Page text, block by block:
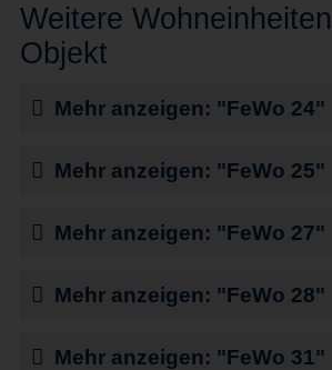
Weitere
Objekt
Mehr anzeigen: "FeWo 24"
Mehr anzeigen: "FeWo 25"
Mehr anzeigen: "FeWo 27"
Mehr anzeigen: "FeWo 28"
Mehr anzeigen: "FeWo 31"